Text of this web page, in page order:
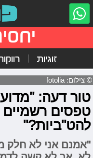
זוגיות
© צילום: fotolia
טור דעה:
טפסים
להט"ביות?"
"אמנם אני לא חלק